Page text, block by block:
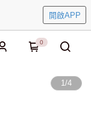
開啟APP
0
1/4